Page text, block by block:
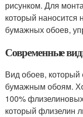
рисунком. Для
который наносится
бумажных обоев,
Современные
Вид обоев, который
бумажным обоям.
100%
который флизелин